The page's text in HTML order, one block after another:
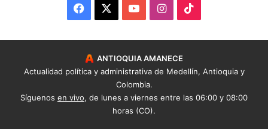
Facebook YouTubeInstagram
ANTIOQUIA AMANECE
Actualidad política y administrativa de Medellín, Antioquia y
Colombia.
Síguenos en vivo, de lunes a viernes entre las 06:00 y 08:00
horas (CO).